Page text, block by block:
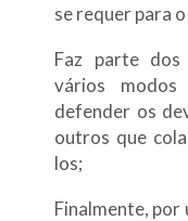
se requer para
Faz parte
vários modos
defender os
outros que
los;
Finalmente,